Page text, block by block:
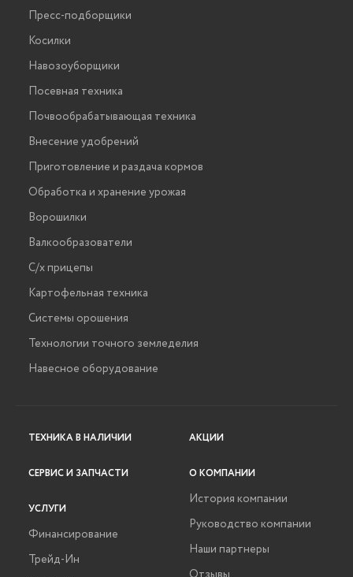
Пресс-подборщики
Косилки
Навозоуборщики
Посевная техника
Почвообрабатывающая техника
Внесение удобрений
Приготовление и раздача кормов
Обработка и хранение урожая
Ворошилки
Валкообразователи
С/х прицепы
Картофельная техника
Системы орошения
Технологии точного земледелия
Навесное оборудование
ТЕХНИКА В НАЛИЧИИ
СЕРВИС И ЗАПЧАСТИ
УСЛУГИ
Финансирование
Трейд-Ин
АКЦИИ
О КОМПАНИИ
История компании
Руководство компании
Наши партнеры